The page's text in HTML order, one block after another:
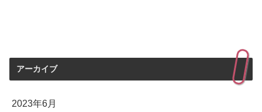
アーカイブ
2023年6月